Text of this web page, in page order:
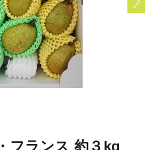
フランス 約３kg